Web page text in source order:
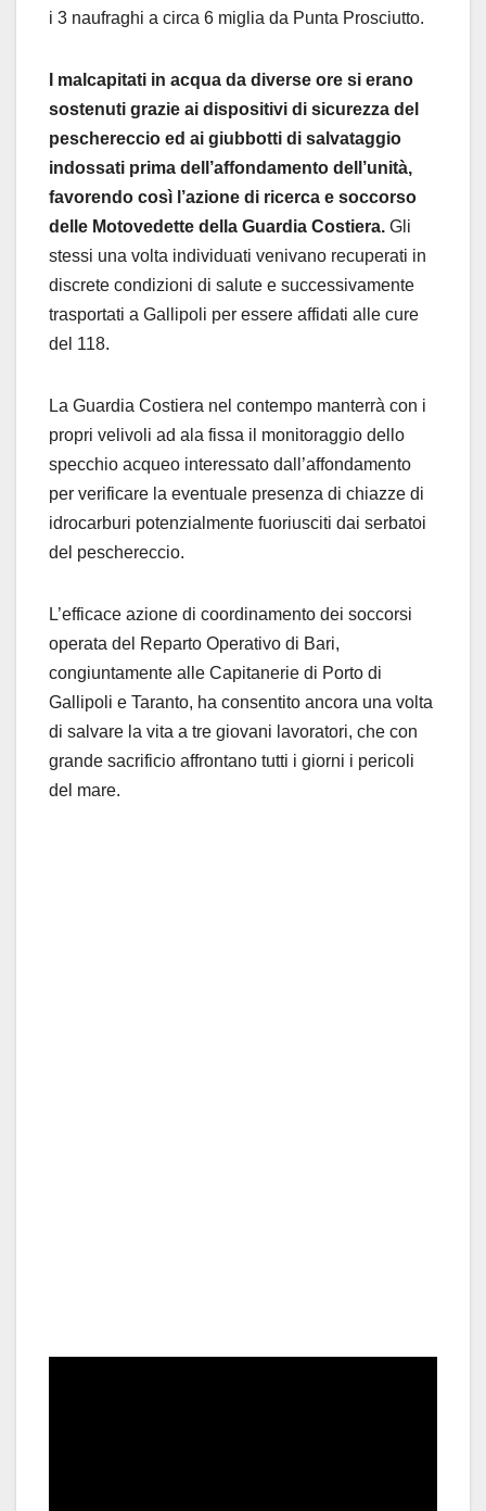
i 3 naufraghi a circa 6 miglia da Punta Prosciutto.
I malcapitati in acqua da diverse ore si erano
sostenuti grazie ai dispositivi di sicurezza del
peschereccio ed ai giubbotti di salvataggio
indossati prima dell’affondamento dell’unità,
favorendo così l’azione di ricerca e soccorso
delle Motovedette della Guardia Costiera. Gli
stessi una volta individuati venivano recuperati in
discrete condizioni di salute e successivamente
trasportati a Gallipoli per essere affidati alle cure
del 118.
La Guardia Costiera nel contempo manterrà con i
propri velivoli ad ala fissa il monitoraggio dello
specchio acqueo interessato dall’affondamento
per verificare la eventuale presenza di chiazze di
idrocarburi potenzialmente fuoriusciti dai serbatoi
del peschereccio.
L’efficace azione di coordinamento dei soccorsi
operata del Reparto Operativo di Bari,
congiuntamente alle Capitanerie di Porto di
Gallipoli e Taranto, ha consentito ancora una volta
di salvare la vita a tre giovani lavoratori, che con
grande sacrificio affrontano tutti i giorni i pericoli
del mare.